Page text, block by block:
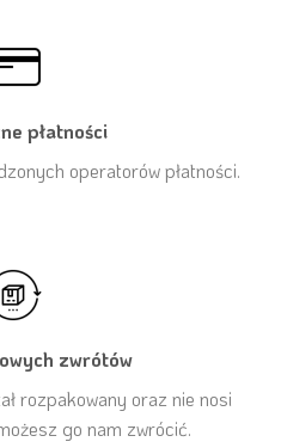
płatności
operatorów płatności.
zwrótów
rozpakowany oraz nie nosi
go nam zwrócić.